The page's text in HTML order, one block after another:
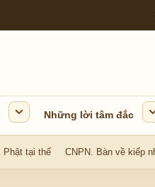
Những lời tâm đắc
Phật tại thế CNPN. Bàn về kiếp